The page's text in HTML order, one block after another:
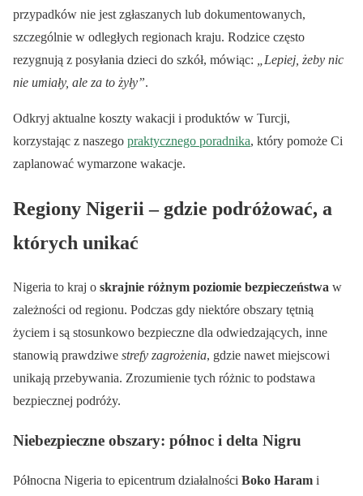
przypadków nie jest zgłaszanych lub dokumentowanych,
szczególnie w odległych regionach kraju. Rodzice często
rezygnują z posyłania dzieci do szkół, mówiąc:
„Lepiej, żeby nic
nie umiały, ale za to żyły”.
Odkryj aktualne koszty wakacji i produktów w Turcji,
korzystając z naszego praktycznego poradnika, który pomoże Ci
zaplanować wymarzone wakacje.
Regiony Nigerii – gdzie podróżować, a
których unikać
Nigeria to kraj o skrajnie różnym poziomie bezpieczeństwa w
zależności od regionu. Podczas gdy niektóre obszary tętnią
życiem i są stosunkowo bezpieczne dla odwiedzających, inne
stanowią prawdziwe strefy zagrożenia, gdzie nawet miejscowi
unikają przebywania. Zrozumienie tych różnic to podstawa
bezpiecznej podróży.
Niebezpieczne obszary: północ i delta Nigru
Północna Nigeria to epicentrum działalności Boko Haram i